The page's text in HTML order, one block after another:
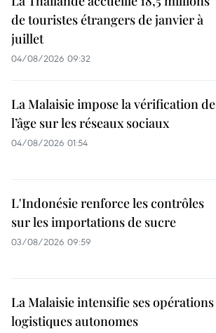
de touristes étrangers de janvier à
juillet
04/08/2026 09:32
La Malaisie impose la vérification de
l’âge sur les réseaux sociaux
04/08/2026 01:54
L'Indonésie renforce les contrôles
sur les importations de sucre
03/08/2026 09:59
La Malaisie intensifie ses opérations
logistiques autonomes